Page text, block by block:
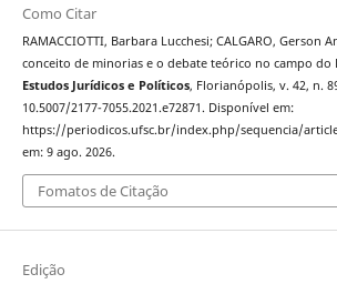
Como Citar
RAMACCIOTTI, Barbara Lucchesi; CALGARO, Gerson
conceito de minorias e o debate teórico no campo do
Estudos Jurídicos e Políticos, Florianópolis, v. 42, n.
10.5007/2177-7055.2021.e72871. Disponível em:
https://periodicos.ufsc.br/index.php/sequencia/
em: 9 ago. 2026.
Fomatos de Citação
Edição